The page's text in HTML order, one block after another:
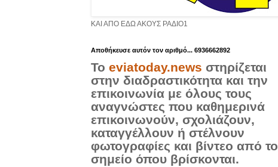
ΚΑΙ ΑΠΟ ΕΔΩ ΑΚΟΥΣ ΡΑΔΙΟ1
Aποθήκευσε αυτόν τον αριθμό... 6936662892
Το eviatoday.news στηρίζεται
στην διαδραστικότητα και την
επικοινωνία με όλους τους
αναγνώστες που καθημερινά
επικοινωνούν, σχολιάζουν,
καταγγέλλουν ή στέλνουν
φωτογραφίες και βίντεο από το
σημείο όπου βρίσκονται.